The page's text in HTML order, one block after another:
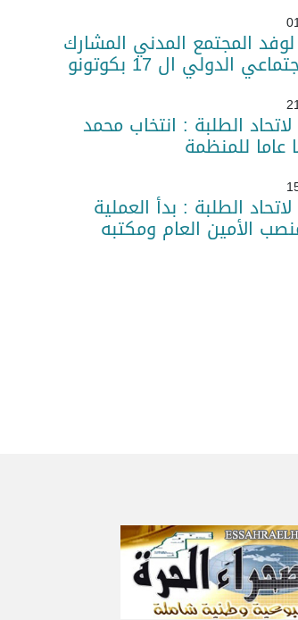
المجتمع المدني المشارك
الدولي ال 17 بكوتونو
الطلبة : انتخاب محمد
عاما للمنظمة
الطلبة : بدأ العملية
الأمين العام ومكتبه